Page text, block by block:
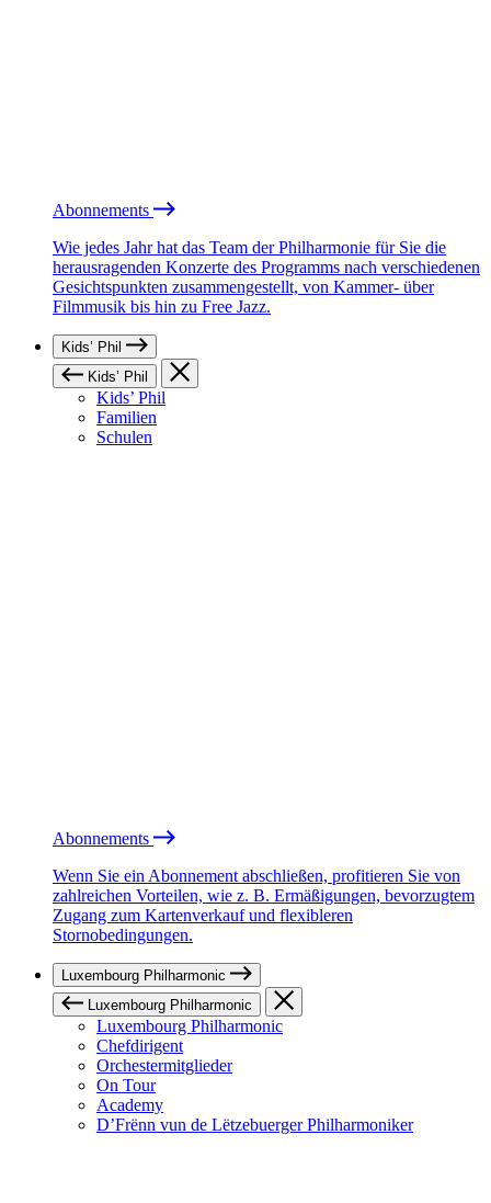
Abonnements
Wie jedes Jahr hat das Team der Philharmonie für Sie die
herausragenden Konzerte des Programms nach verschiedenen
Gesichtspunkten zusammengestellt, von Kammer- über
Filmmusik bis hin zu Free Jazz.
Kids’ Phil
Kids’ Phil
Kids’ Phil
Familien
Schulen
Abonnements
Wenn Sie ein Abonnement abschließen, profitieren Sie von
zahlreichen Vorteilen, wie z. B. Ermäßigungen, bevorzugtem
Zugang zum Kartenverkauf und flexibleren
Stornobedingungen.
Luxembourg Philharmonic
Luxembourg Philharmonic
Luxembourg Philharmonic
Chefdirigent
Orchestermitglieder
On Tour
Academy
D’Frënn vun de Lëtzebuerger Philharmoniker